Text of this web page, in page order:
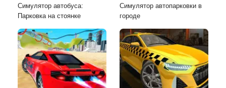
Симулятор автобуса:
Парковка на стоянке
Симулятор автопарковки в
городе